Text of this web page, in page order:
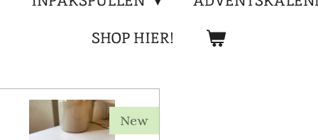
SHOP HIER!
New